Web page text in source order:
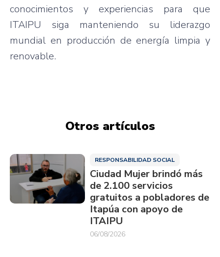
conocimientos y experiencias para que
ITAIPU siga manteniendo su liderazgo
mundial en producción de energía limpia y
renovable.
Otros artículos
RESPONSABILIDAD SOCIAL
Ciudad Mujer brindó más
de 2.100 servicios
gratuitos a pobladores de
Itapúa con apoyo de
ITAIPU
06/08/2026